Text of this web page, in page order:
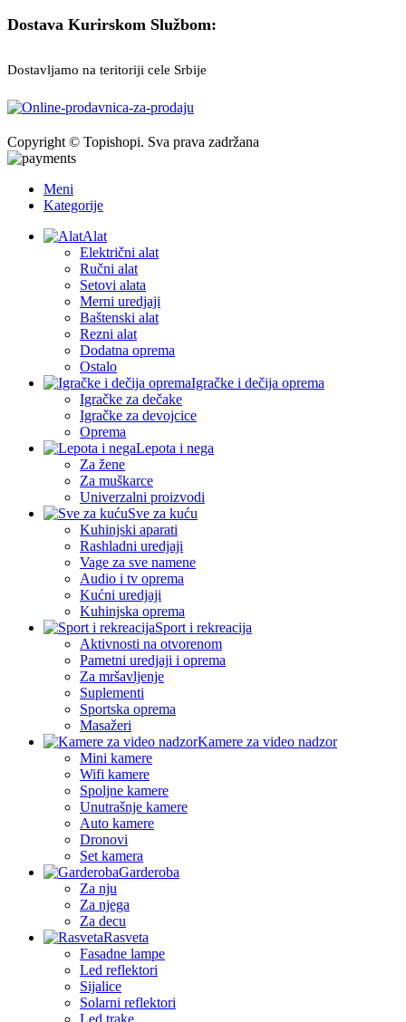
Dostava Kurirskom Službom:
Dostavljamo na teritoriji cele Srbije
Copyright © Topishopi. Sva prava zadržana
Meni
Kategorije
Alat
Električni alat
Ručni alat
Setovi alata
Merni uredjaji
Baštenski alat
Rezni alat
Dodatna oprema
Ostalo
Igračke i dečija oprema
Igračke za dečake
Igračke za devojcice
Oprema
Lepota i nega
Za žene
Za muškarce
Univerzalni proizvodi
Sve za kuću
Kuhinjski aparati
Rashladni uredjaji
Vage za sve namene
Audio i tv oprema
Kućni uredjaji
Kuhinjska oprema
Sport i rekreacija
Aktivnosti na otvorenom
Pametni uredjaji i oprema
Za mršavljenje
Suplementi
Sportska oprema
Masažeri
Kamere za video nadzor
Mini kamere
Wifi kamere
Spoljne kamere
Unutrašnje kamere
Auto kamere
Dronovi
Set kamera
Garderoba
Za nju
Za njega
Za decu
Rasveta
Fasadne lampe
Led reflektori
Sijalice
Solarni reflektori
Led trake